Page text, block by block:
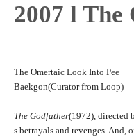
2007 l The
The Omertaic Look Into Pee
Baekgon(Curator from Loop)
The Godfather(1972), directed
s betrayals and revenges. And,